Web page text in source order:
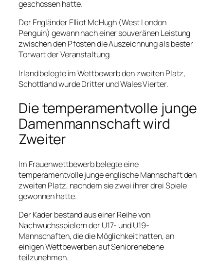
geschossen hatte.
Der Engländer Elliot McHugh (West London
Penguin) gewann nach einer souveränen Leistung
zwischen den Pfosten die Auszeichnung als bester
Torwart der Veranstaltung.
Irland belegte im Wettbewerb den zweiten Platz,
Schottland wurde Dritter und Wales Vierter.
Die temperamentvolle junge
Damenmannschaft wird
Zweiter
Im Frauenwettbewerb belegte eine
temperamentvolle junge englische Mannschaft den
zweiten Platz, nachdem sie zwei ihrer drei Spiele
gewonnen hatte.
Der Kader bestand aus einer Reihe von
Nachwuchsspielern der U17- und U19-
Mannschaften, die die Möglichkeit hatten, an
einigen Wettbewerben auf Seniorenebene
teilzunehmen.